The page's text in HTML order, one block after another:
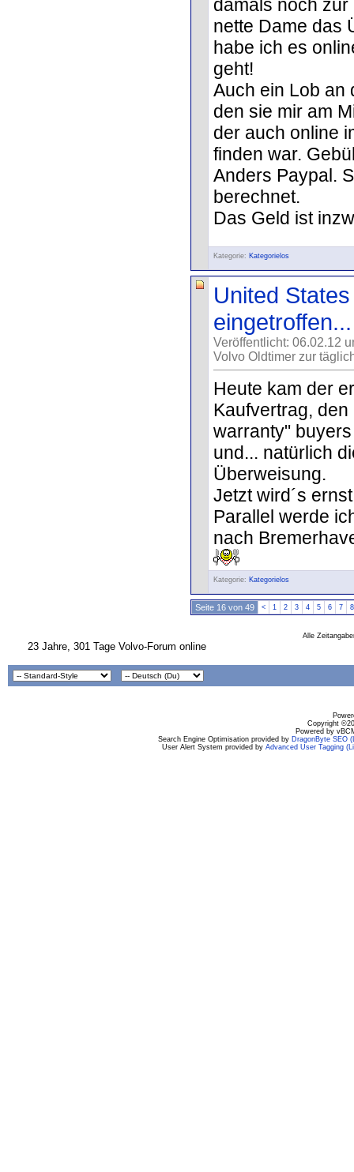
damals noch
nette Dame das
habe ich es
geht!
Auch ein Lob an
den sie mir am
der auch online
finden war.
Anders Paypal.
berechnet.
Das Geld ist
Kategorie: Kategorielos
United
eingetroffen...
Veröffentlicht: 06.02.12
Volvo Oldtimer zur
Heute kam der
Kaufvertrag,
warranty"
und... natürlich
Überweisung.
Jetzt wird´s
Parallel werde
nach
Kategorie: Kategorielos
Seite 16 von 49 < 1 2 3 4 5 6 7 8
Alle
23 Jahre, 301 Tage Volvo-Forum online
Copyright
Powered by
Search Engine Optimisation provided by DragonByte SEO
User Alert System provided by Advanced User Tagging